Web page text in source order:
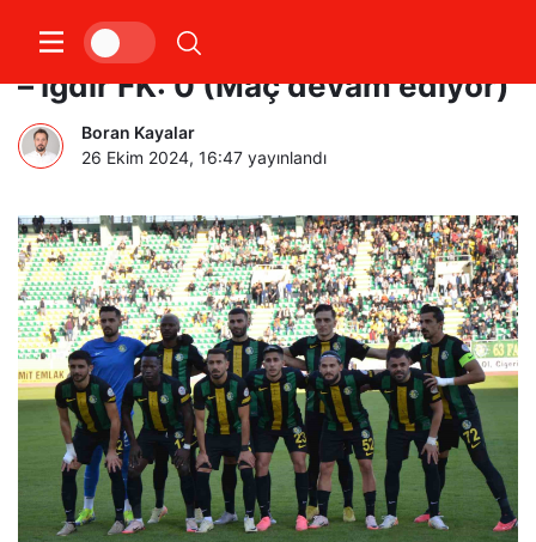
Trendyol 1. Lig: Şanlıurfaspor: 0
– Iğdır FK: 0 (Maç devam ediyor)
Boran Kayalar
26 Ekim 2024, 16:47 yayınlandı